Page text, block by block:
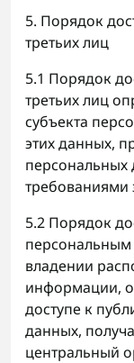
5. Порядок
третьих лиц
5.1 Порядок
третьих лиц
субъекта
этих данных,
персональных
требованиями
5.2 Порядок
владении
информации,
доступе к
данных,
центральный